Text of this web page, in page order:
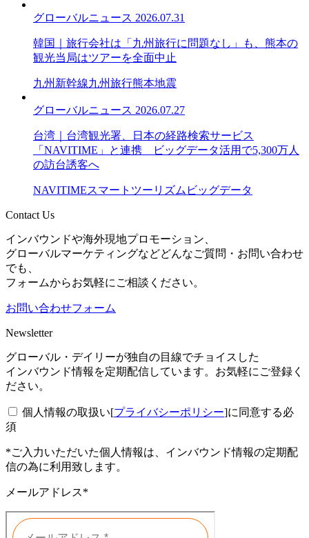
グローバルニュース 2026.07.31
韓国｜旅行会社は「九州旅行に問題なし」も、熊本の
観光当局はツアーを全面中止
九州新幹線九州旅行熊本地震
グローバルニュース 2026.07.27
台湾｜台湾観光署、日本の経路検索サービス
「NAVITIME」と連携 ビッグデータ活用で5,300万人
の訪台誘客へ
NAVITIMEスマートツーリズム ビッグデータ
Contact Us
インバウンドや海外現地プロモーション、
グローバルマーケティングなどどんなご質問・お問い合わせ
でも、
フォームからお気軽にご相談ください。
お問い合わせフォーム
Newsletter
グローバル・デイリーが独自の目線でチョイスした
インバウンド情報を定期配信しています。お気軽にご登録く
ださい。
個人情報の取扱い[プライバシーポリシー]に同意する必
須
*ご入力いただいた個人情報は、インバウンド情報の定期配
信の為に利用致します。
メールアドレス*